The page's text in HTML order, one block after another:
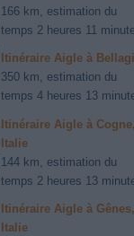
166 km, estimation du
temps 2 heures 11
Itinéraire Aigle à
350 km, estimation du
temps 4 heures 13
Itinéraire Aigle à
Italie
144 km, estimation du
temps 2 heures 13
Itinéraire Aigle à Gênes,
Italie